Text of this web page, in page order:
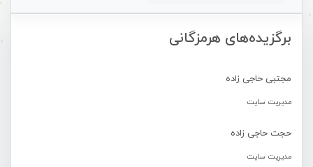
برگزیده‌های هرمزگانی
مجتبی حاجی زاده
مدیریت سایت
حجت حاجی زاده
مدیریت سایت